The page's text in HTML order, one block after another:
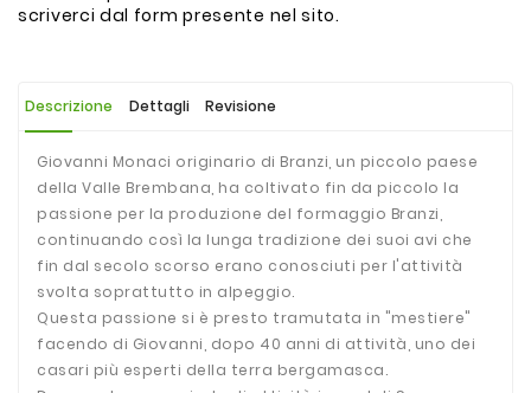
scriverci dal form presente nel sito.
Descrizione Dettagli Revisione
Giovanni Monaci originario di Branzi, un piccolo paese
della Valle Brembana, ha coltivato fin da piccolo la
passione per la produzione del formaggio Branzi,
continuando così la lunga tradizione dei suoi avi che
fin dal secolo scorso erano conosciuti per l'attività
svolta soprattutto in alpeggio.
Questa passione si è presto tramutata in "mestiere"
facendo di Giovanni, dopo 40 anni di attività, uno dei
casari più esperti della terra bergamasca.